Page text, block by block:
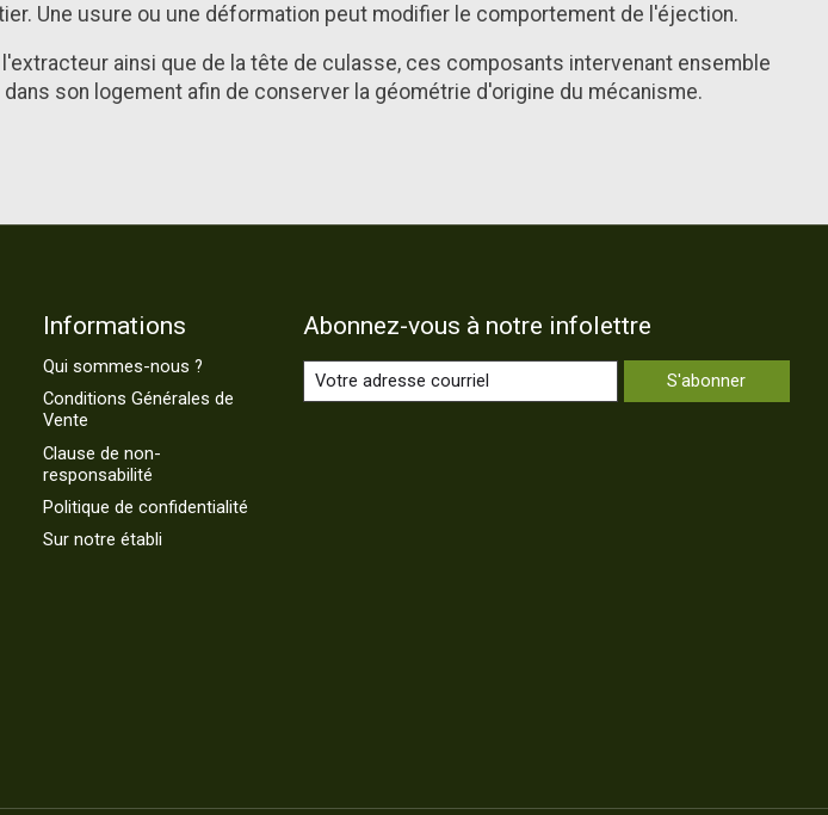
Une usure ou une déformation peut modifier le comportement de l'éjection.
ainsi que de la tête de culasse, ces composants intervenant ensemble
son logement afin de conserver la géométrie d'origine du mécanisme.
Informations
Qui sommes-nous ?
Conditions Générales de
Vente
Clause de non-
responsabilité
Politique de confidentialité
Sur notre établi
Abonnez-vous à notre infolettre
S'abonner